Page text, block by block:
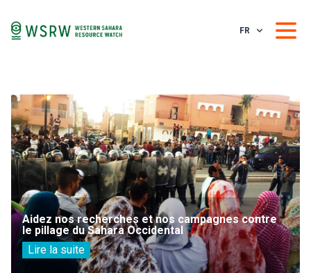
FR
Aidez nos recherches et nos campagnes contre
le pillage du Sahara Occidental
Lire la suite